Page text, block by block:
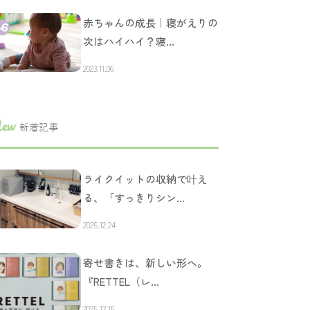
赤ちゃんの成長｜寝がえりの
次はハイハイ？寝…
2023.11.06
新着記事
ライクイットの収納で叶え
る、「すっきりシン…
2025.12.24
寄せ書きは、新しい形へ。
『RETTEL（レ…